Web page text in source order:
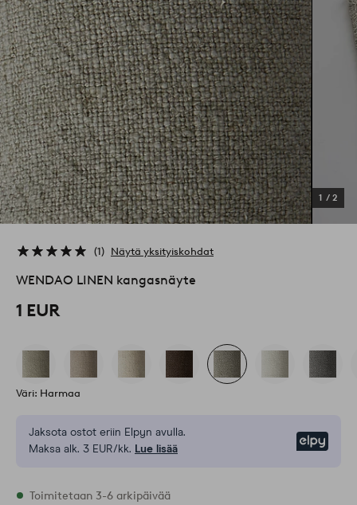
1 / 2
1 Näytä yksityiskohdat
WENDAO LINEN kangasnäyte
1 EUR
Väri: Harmaa
Jaksota ostot eriin Elpyn avulla.
Maksa alk. 3 EUR/kk. Lue lisää
Varastossa
Toimitetaan 3-6 arkipäivää